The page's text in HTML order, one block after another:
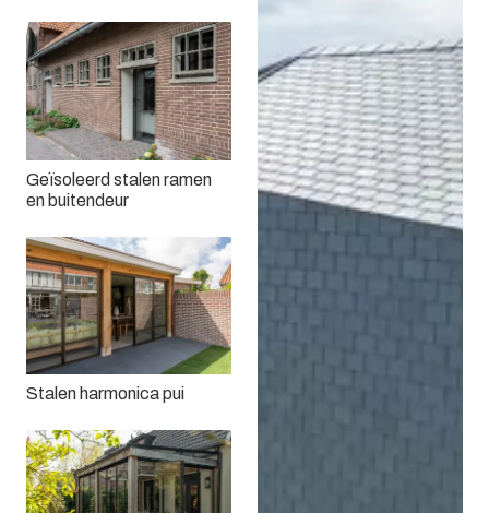
Geïsoleerd stalen ramen
en buitendeur
Stalen harmonica pui